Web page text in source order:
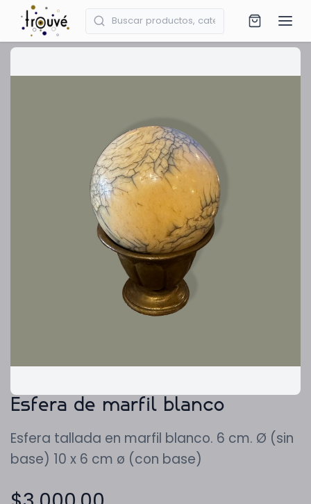
Esfera de marfil blanco
Esfera tallada en marfil blanco. 6 cm. Ø (sin
base) 10 x 6 cm ø (con base)